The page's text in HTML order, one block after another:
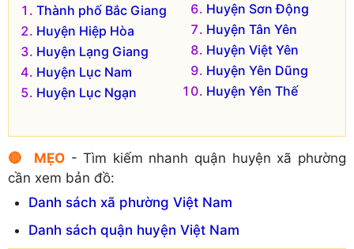
Thị trấn Lục Nam
Xã Tiên Hưng
Thành phố Bắc Giang
Huyện Hiệp Hòa
Huyện Lạng Giang
Huyện Lục Nam
Huyện Lục Ngạn
Huyện Sơn Động
Huyện Tân Yên
Huyện Việt Yên
Huyện Yên Dũng
Huyện Yên Thế
🔴 MẸO- Tìm kiếm nhanh quận huyện xã phường
cần xem bản đồ:
Danh sách xã phường Việt Nam
Danh sách quận huyện Việt Nam